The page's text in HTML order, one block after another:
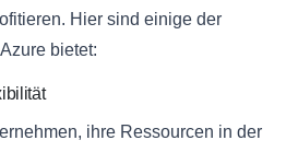
Hier sind einige der
bietet:
ihre Ressourcen in der